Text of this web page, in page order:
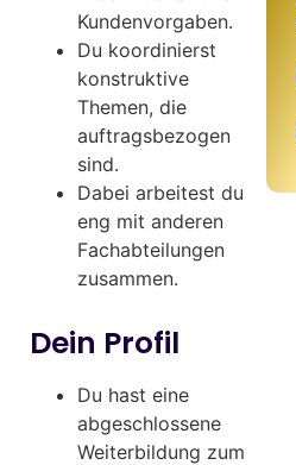
Kundenvorgaben.
Du koordinierst
konstruktive
Themen, die
auftragsbezogen
sind.
Dabei arbeitest du
eng mit anderen
Fachabteilungen
zusammen.
Dein Profil
Du hast eine
abgeschlossene
Weiterbildung zum